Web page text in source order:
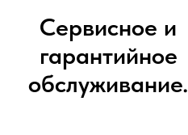
Сервисное и
гарантийное
обслуживание.